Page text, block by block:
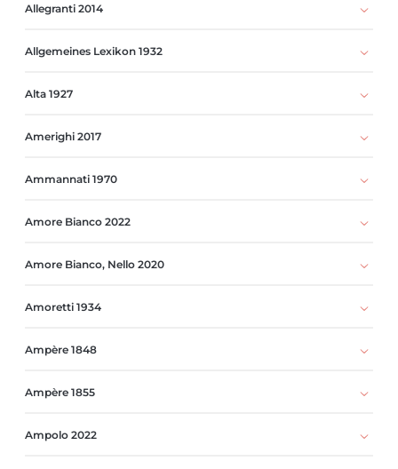
Allegranti 2014
Allgemeines Lexikon 1932
Alta 1927
Amerighi 2017
Ammannati 1970
Amore Bianco 2022
Amore Bianco, Nello 2020
Amoretti 1934
Ampère 1848
Ampère 1855
Ampolo 2022